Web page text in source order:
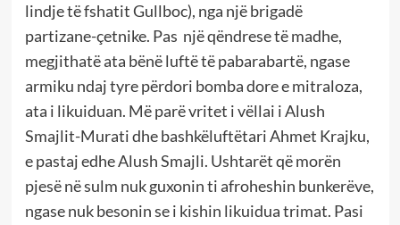
lindje të fshatit Gullboc), nga një brigadë
partizane-çetnike. Pas një qëndrese të madhe,
megjithatë ata bënë luftë të pabarabartë, ngase
armiku ndaj tyre përdori bomba dore e mitraloza,
ata i likuiduan. Më parë vritet i vëllai i Alush
Smajlit-Murati dhe bashkëluftëtari Ahmet Krajku,
e pastaj edhe Alush Smajli. Ushtarët që morën
pjesë në sulm nuk guxonin ti afroheshin bunkerëve,
ngase nuk besonin se i kishin likuidua trimat. Pasi